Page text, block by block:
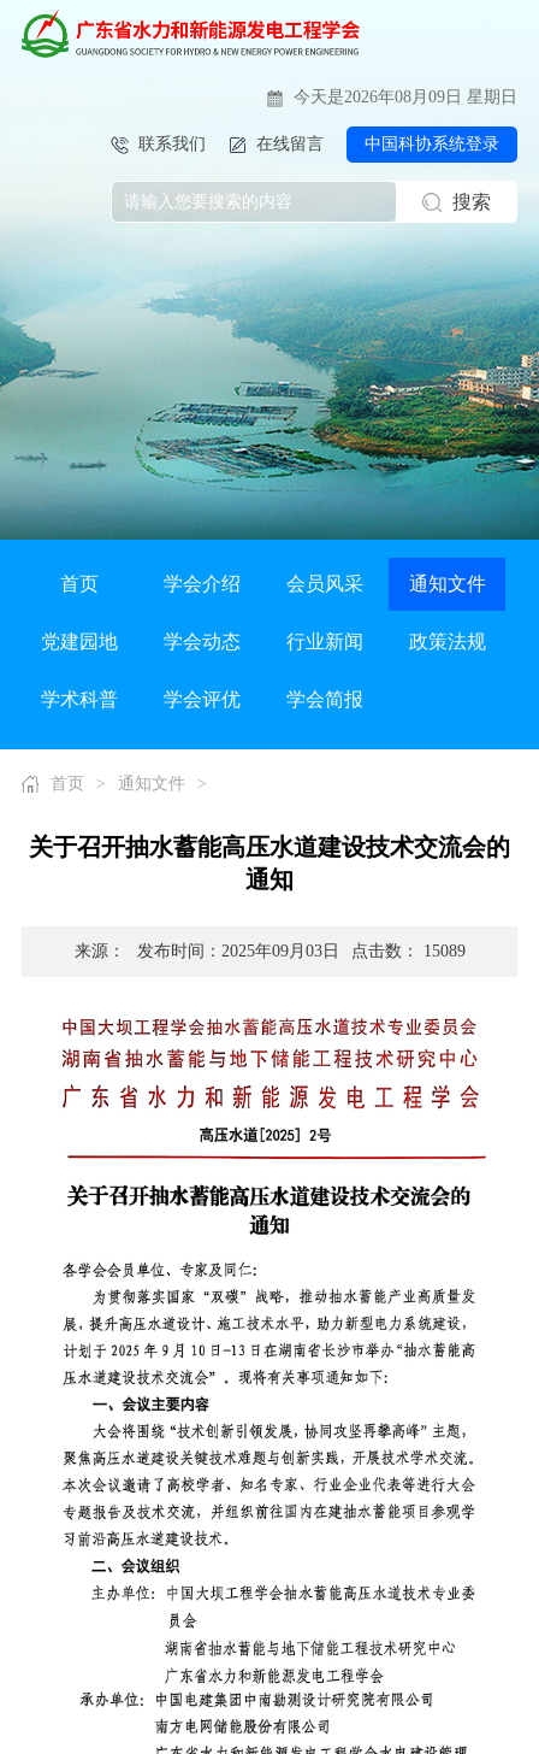
今天是2026年08月09日 星期日
联系我们 在线留言 中国科协系统登录
搜索
首页 学会介绍 会员风采 通知文件
党建园地 学会动态 行业新闻 政策法规
学术科普 学会评优 学会简报
首页 > 通知文件 >
关于召开抽水蓄能高压水道建设技术交流会的
通知
来源： 发布时间：2025年09月03日 点击数： 15089